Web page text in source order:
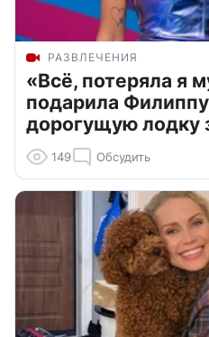
РАЗВЛЕЧЕНИЯ
«Всё, потеряла я
подарила
дорогущую лодку
149 Обсудить